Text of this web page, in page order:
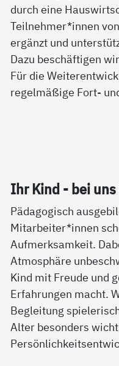
durch eine
Teilnehmer*innen
ergänzt und
Dazu beschäftigen
Für die
regelmäßige Fort-
Ihr Kind - bei
Pädagogisch
Mitarbeiter*innen
Aufmerksamkeit.
Atmosphäre
Kind mit Freude und
Erfahrungen macht.
Begleitung
Alter besonders